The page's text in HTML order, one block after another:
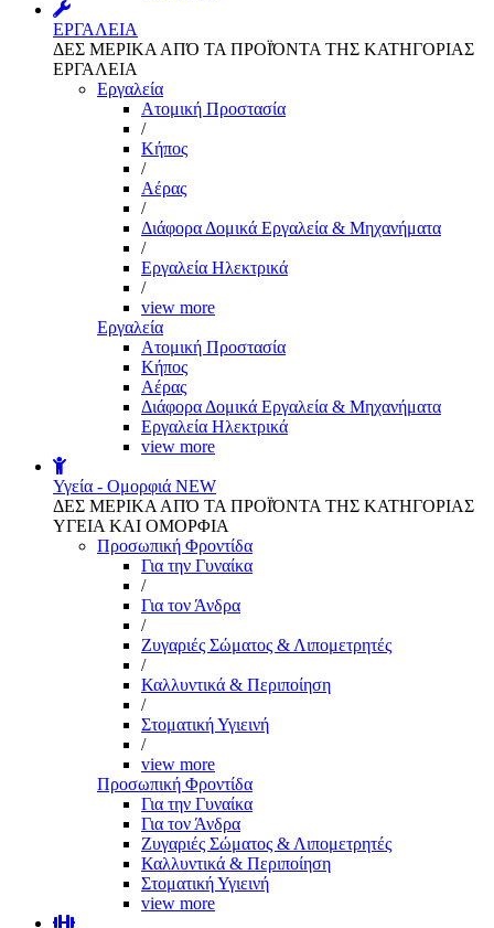
ΕΡΓΑΛΕΙΑ
ΔΕΣ ΜΕΡΙΚΑ ΑΠΌ ΤΑ ΠΡΟΪΌΝΤΑ ΤΗΣ ΚΑΤΗΓΟΡΙΑΣ
ΕΡΓΑΛΕΙΑ
Εργαλεία
Aτομική Προστασία
/
Kήπος
/
Αέρας
/
Διάφορα Δομικά Εργαλεία & Μηχανήματα
/
Εργαλεία Ηλεκτρικά
/
view more
Εργαλεία
Aτομική Προστασία
Kήπος
Αέρας
Διάφορα Δομικά Εργαλεία & Μηχανήματα
Εργαλεία Ηλεκτρικά
view more
Υγεία - Ομορφιά NEW
ΔΕΣ ΜΕΡΙΚΑ ΑΠΌ ΤΑ ΠΡΟΪΌΝΤΑ ΤΗΣ ΚΑΤΗΓΟΡΙΑΣ
ΥΓΕΙΑ ΚΑΙ ΟΜΟΡΦΙΑ
Προσωπική Φροντίδα
Για την Γυναίκα
/
Για τον Άνδρα
/
Ζυγαριές Σώματος & Λιπομετρητές
/
Καλλυντικά & Περιποίηση
/
Στοματική Υγιεινή
/
view more
Προσωπική Φροντίδα
Για την Γυναίκα
Για τον Άνδρα
Ζυγαριές Σώματος & Λιπομετρητές
Καλλυντικά & Περιποίηση
Στοματική Υγιεινή
view more